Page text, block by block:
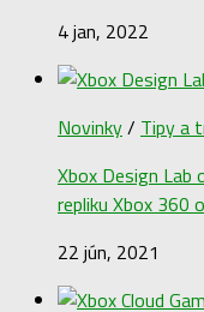
4 jan, 2022
Novinky/ Tipy a
Xbox Design
repliku Xbox 360
22 jún, 2021